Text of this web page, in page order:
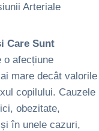
Arteriale
Care Sunt
o afecțiune
mare decât valorile
copilului. Cauzele
obezitate,
în unele cazuri,